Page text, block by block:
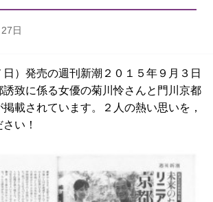
日
）発売の週刊新潮２０１５年９月３日
致に係る女優の菊川怜さんと門川京都
載されています。２人の熱い思いを，
い！